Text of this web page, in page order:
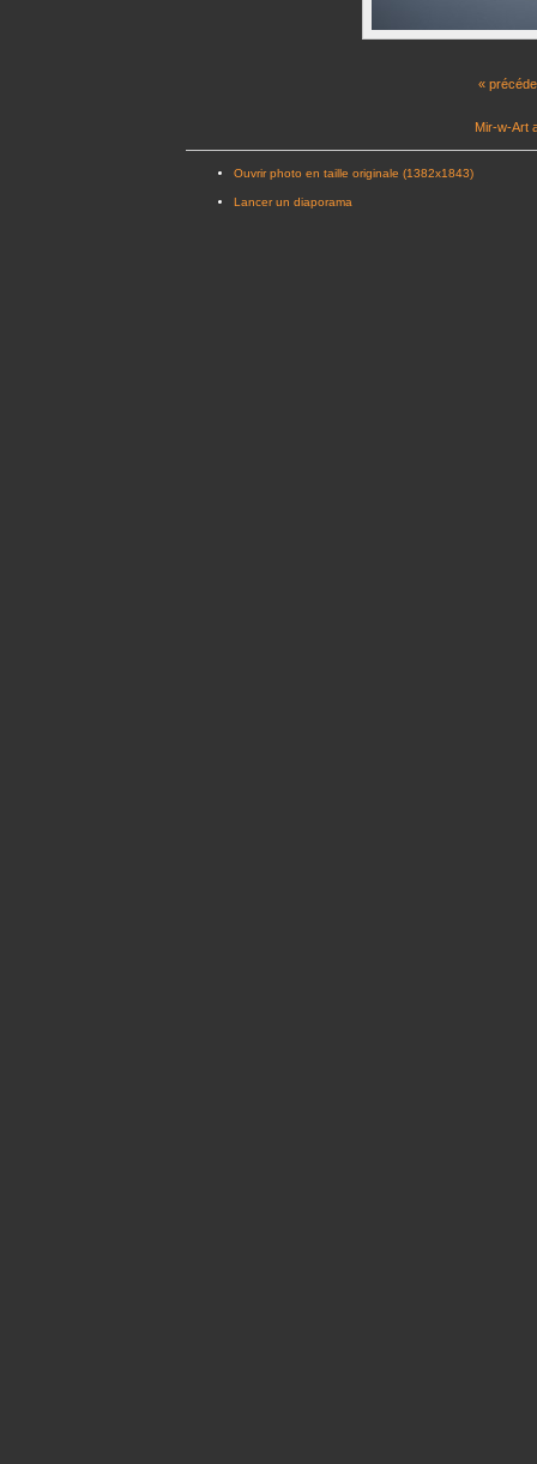
«
Mir-w-Art
Ouvrir photo en taille originale (1382x1843)
Lancer un diaporama